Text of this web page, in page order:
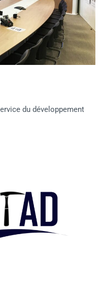
du développement